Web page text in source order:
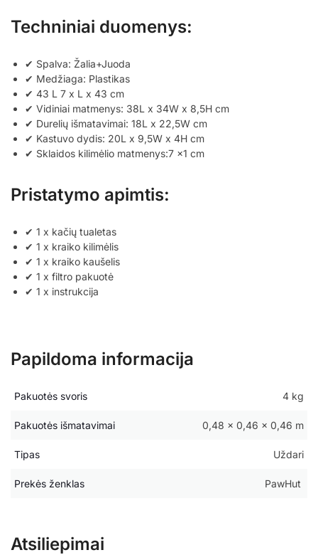
Techniniai duomenys:
✔ Spalva: Žalia+Juoda
✔ Medžiaga: Plastikas
✔ 43 L 7 x L x 43 cm
✔ Vidiniai matmenys: 38L x 34W x 8,5H cm
✔ Durelių išmatavimai: 18L x 22,5W cm
✔ Kastuvo dydis: 20L x 9,5W x 4H cm
✔ Sklaidos kilimėlio matmenys:7 x1 cm
Pristatymo apimtis:
✔ 1 x kačių tualetas
✔ 1 x kraiko kilimėlis
✔ 1 x kraiko kaušelis
✔ 1 x filtro pakuotė
✔ 1 x instrukcija
Papildoma informacija
Pakuotės svoris 4 kg
Pakuotės išmatavimai 0,48 × 0,46 × 0,46 m
Tipas Uždari
Prekės ženklas PawHut
Atsiliepimai